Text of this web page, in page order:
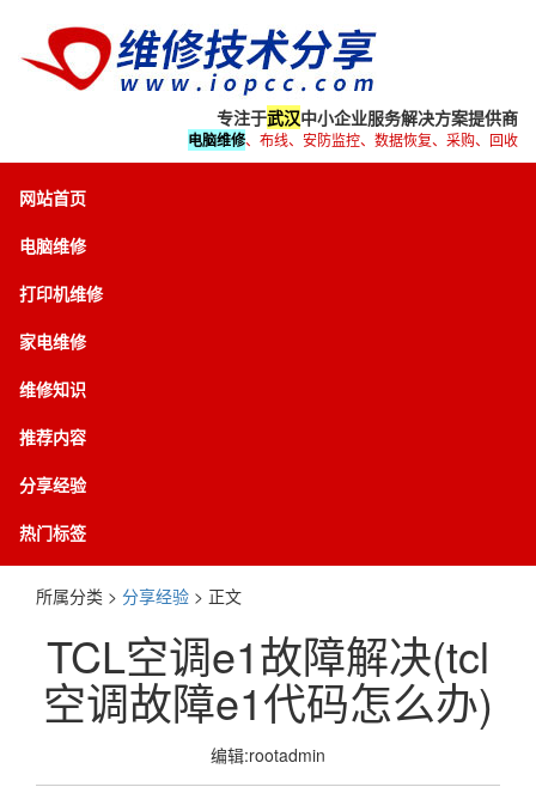
专注于武汉中小企业服务解决方案提供商
电脑维修、布线、安防监控、数据恢复、采购、回收
网站首页
电脑维修
打印机维修
家电维修
维修知识
推荐内容
分享经验
热门标签
所属分类 > 分享经验 > 正文
TCL空调e1故障解决(tcl
空调故障e1代码怎么办)
编辑:rootadmin